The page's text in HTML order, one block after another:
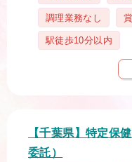
調理業務なし
駅徒歩10分以内
【千葉県】特定保
委託）